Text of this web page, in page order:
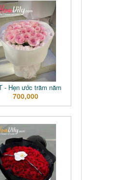
- Hẹn ước trăm năm
700,000